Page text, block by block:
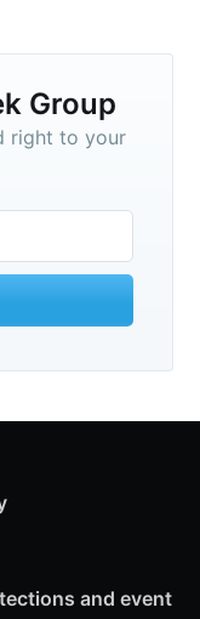
Group
right to your
and event